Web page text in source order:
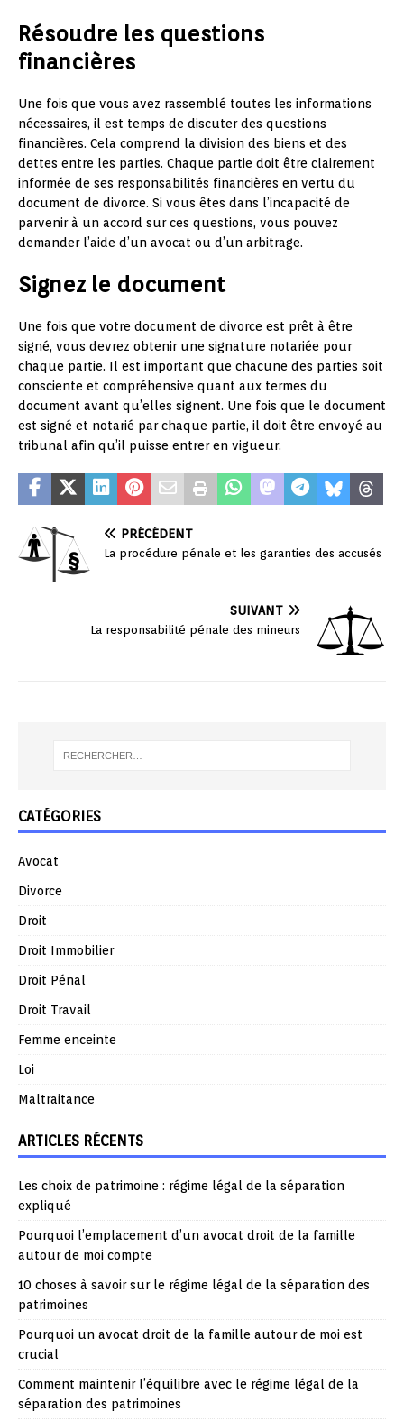
Résoudre les questions
financières
Une fois que vous avez rassemblé toutes les informations
nécessaires, il est temps de discuter des questions
financières. Cela comprend la division des biens et des
dettes entre les parties. Chaque partie doit être clairement
informée de ses responsabilités financières en vertu du
document de divorce. Si vous êtes dans l’incapacité de
parvenir à un accord sur ces questions, vous pouvez
demander l’aide d’un avocat ou d’un arbitrage.
Signez le document
Une fois que votre document de divorce est prêt à être
signé, vous devrez obtenir une signature notariée pour
chaque partie. Il est important que chacune des parties soit
consciente et compréhensive quant aux termes du
document avant qu’elles signent. Une fois que le document
est signé et notarié par chaque partie, il doit être envoyé au
tribunal afin qu’il puisse entrer en vigueur.
PRÉCÉDENT
La procédure pénale et les garanties des accusés
SUIVANT
La responsabilité pénale des mineurs
CATÉGORIES
Avocat
Divorce
Droit
Droit Immobilier
Droit Pénal
Droit Travail
Femme enceinte
Loi
Maltraitance
ARTICLES RÉCENTS
Les choix de patrimoine : régime légal de la séparation
expliqué
Pourquoi l’emplacement d’un avocat droit de la famille
autour de moi compte
10 choses à savoir sur le régime légal de la séparation des
patrimoines
Pourquoi un avocat droit de la famille autour de moi est
crucial
Comment maintenir l’équilibre avec le régime légal de la
séparation des patrimoines